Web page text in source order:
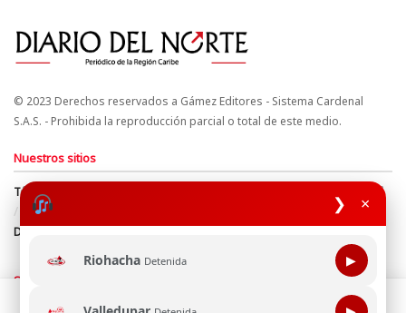
❯ ×
Riohacha Detenida ▶
© 2023 Derechos reservados a Gámez Editores - Sistema Cardenal
S.A.S. - Prohibida la reproducción parcial o total de este medio.
Nuestros sitios
Términos y Condiciones
Derechos de Autor y Propiedad Intelectual
Política de uso de cookies
Política de Tratamiento de Datos
Directrices Editoriales
Síguenos
Esta página web usa cookie para mejorar tu experiencia de